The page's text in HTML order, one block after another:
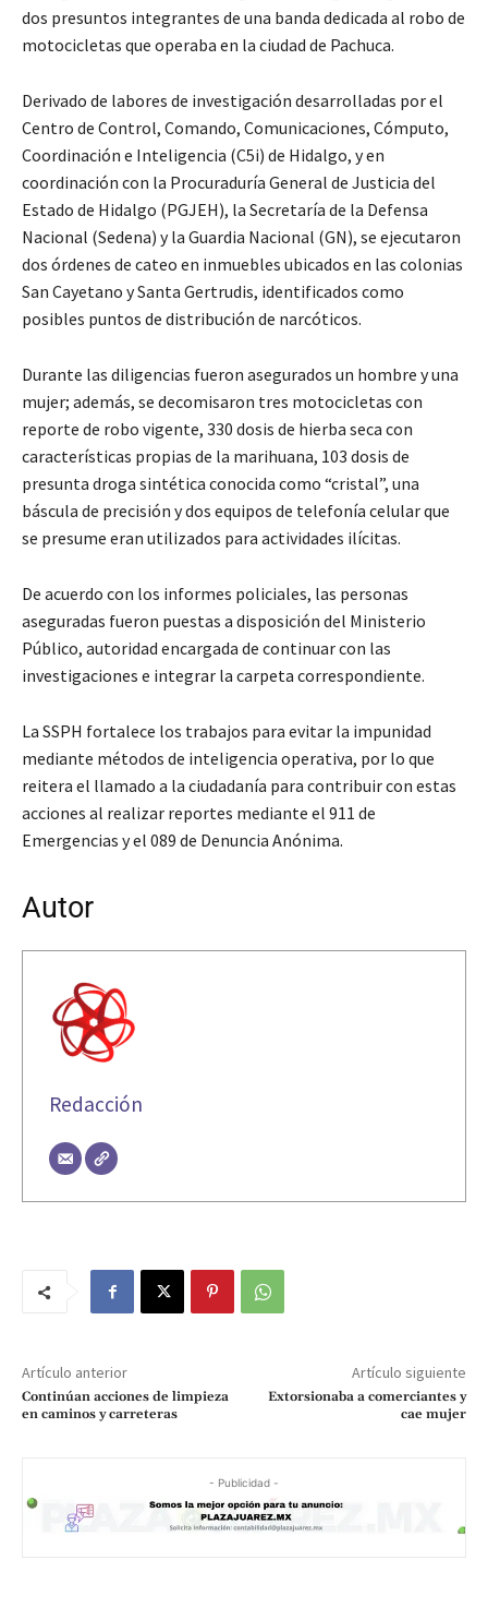
dos presuntos integrantes de una banda dedicada al robo de
motocicletas que operaba en la ciudad de Pachuca.
Derivado de labores de investigación desarrolladas por el
Centro de Control, Comando, Comunicaciones, Cómputo,
Coordinación e Inteligencia (C5i) de Hidalgo, y en
coordinación con la Procuraduría General de Justicia del
Estado de Hidalgo (PGJEH), la Secretaría de la Defensa
Nacional (Sedena) y la Guardia Nacional (GN), se ejecutaron
dos órdenes de cateo en inmuebles ubicados en las colonias
San Cayetano y Santa Gertrudis, identificados como
posibles puntos de distribución de narcóticos.
Durante las diligencias fueron asegurados un hombre y una
mujer; además, se decomisaron tres motocicletas con
reporte de robo vigente, 330 dosis de hierba seca con
características propias de la marihuana, 103 dosis de
presunta droga sintética conocida como “cristal”, una
báscula de precisión y dos equipos de telefonía celular que
se presume eran utilizados para actividades ilícitas.
De acuerdo con los informes policiales, las personas
aseguradas fueron puestas a disposición del Ministerio
Público, autoridad encargada de continuar con las
investigaciones e integrar la carpeta correspondiente.
La SSPH fortalece los trabajos para evitar la impunidad
mediante métodos de inteligencia operativa, por lo que
reitera el llamado a la ciudadanía para contribuir con estas
acciones al realizar reportes mediante el 911 de
Emergencias y el 089 de Denuncia Anónima.
Autor
Redacción
Artículo anterior
Continúan acciones de limpieza
en caminos y carreteras
Artículo siguiente
Extorsionaba a comerciantes y
cae mujer
- Publicidad -